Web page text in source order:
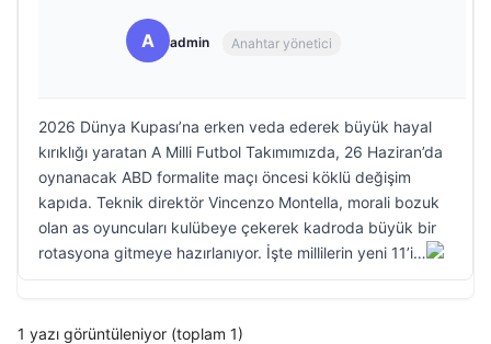
A admin Anahtar yönetici
2026 Dünya Kupası’na erken veda ederek büyük hayal
kırıklığı yaratan A Milli Futbol Takımımızda, 26 Haziran’da
oynanacak ABD formalite maçı öncesi köklü değişim
kapıda. Teknik direktör Vincenzo Montella, morali bozuk
olan as oyuncuları kulübeye çekerek kadroda büyük bir
rotasyona gitmeye hazırlanıyor. İşte millilerin yeni 11’i…
1 yazı görüntüleniyor (toplam 1)